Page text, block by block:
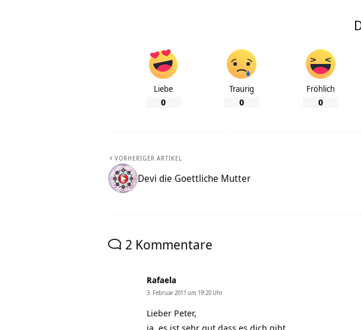
Liebe
0
Traurig
0
Fröhlich
0
VORHERIGER ARTIKEL
Devi die Goettliche Mutter
2 Kommentare
Rafaela
3. Februar 2011 um 19:20 Uhr
Lieber Peter,